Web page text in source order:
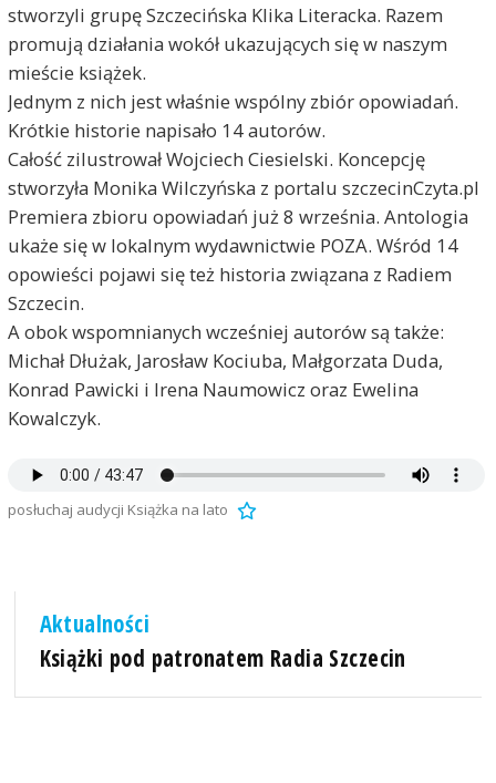
stworzyli grupę Szczecińska Klika Literacka. Razem
promują działania wokół ukazujących się w naszym
mieście książek.
Jednym z nich jest właśnie wspólny zbiór opowiadań.
Krótkie historie napisało 14 autorów.
Całość zilustrował Wojciech Ciesielski. Koncepcję
stworzyła Monika Wilczyńska z portalu szczecinCzyta.pl
Premiera zbioru opowiadań już 8 września. Antologia
ukaże się w lokalnym wydawnictwie POZA. Wśród 14
opowieści pojawi się też historia związana z Radiem
Szczecin.
A obok wspomnianych wcześniej autorów są także:
Michał Dłużak, Jarosław Kociuba, Małgorzata Duda,
Konrad Pawicki i Irena Naumowicz oraz Ewelina
Kowalczyk.
posłuchaj audycji Książka na lato
Aktualności
Książki pod patronatem Radia Szczecin